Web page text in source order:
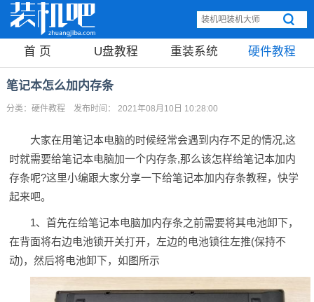
首 页 U盘教程 重装系统 硬件教程
笔记本怎么加内存条
分类： 硬件教程 发布时间： 2021年08月10日 10:28:00
大家在用笔记本电脑的时候经常会遇到内存不足的情况,这
时就需要给笔记本电脑加一个内存条,那么该怎样给笔记本加内
存条呢?这里小编跟大家分享一下给笔记本加内存条教程，快学
起来吧。
1、首先在给笔记本电脑加内存条之前需要将其电池卸下，
在背面将右边电池锁开关打开，左边的电池锁往左推(保持不
动)，然后将电池卸下，如图所示